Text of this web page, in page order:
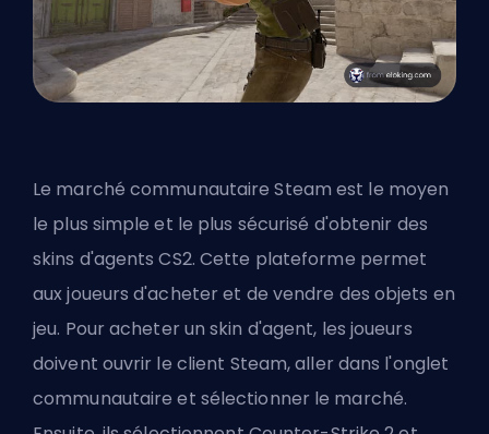
Le marché communautaire Steam est le moyen
le plus simple et le plus sécurisé d'obtenir des
skins d'agents CS2. Cette plateforme permet
aux joueurs d'acheter et de vendre des objets en
jeu. Pour acheter un skin d'agent, les joueurs
doivent ouvrir le client Steam, aller dans l'onglet
communautaire et sélectionner le marché.